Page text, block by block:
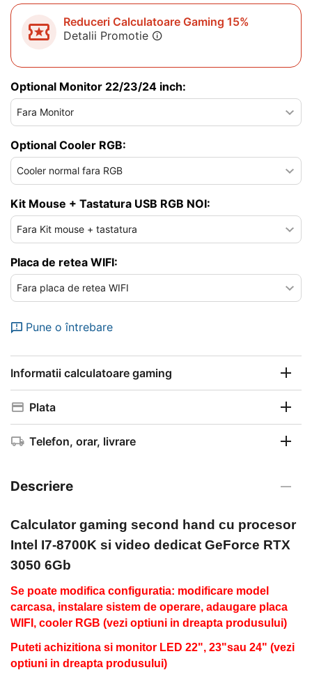
Reduceri Calculatoare Gaming 15%
Detalii Promotie
Optional Monitor 22/23/24 inch:
Optional Cooler RGB:
Kit Mouse + Tastatura USB RGB NOI:
Placa de retea WIFI:
Pune o întrebare
Informatii calculatoare gaming
Plata
Telefon, orar, livrare
Descriere
Calculator gaming second hand cu procesor
Intel I7-8700K si video dedicat GeForce RTX
3050 6Gb
Se poate modifica configuratia: modificare model
carcasa, instalare sistem de operare, adaugare placa
WIFI, cooler RGB (vezi optiuni in dreapta produsului)
Puteti achizitiona si monitor LED 22", 23"sau 24" (vezi
optiuni in dreapta produsului)